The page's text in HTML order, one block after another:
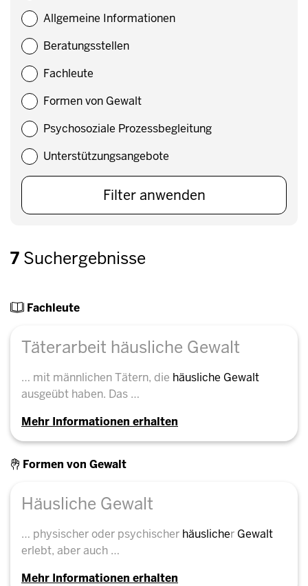
Allgemeine Informationen
Beratungsstellen
Fachleute
Formen von Gewalt
Psychosoziale Prozessbegleitung
Unterstützungsangebote
7 Suchergebnisse
Fachleute
Täterarbeit häusliche Gewalt
… mit männlichen Tätern, die häusliche Gewalt
ausgeübt haben. Das …
Mehr Informationen erhalten
Formen von Gewalt
Häusliche Gewalt
… physischer oder psychischer häuslicher Gewalt
erlebt, aber auch …
Mehr Informationen erhalten